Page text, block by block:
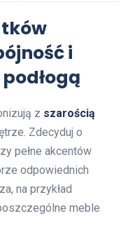
i
z szarością
Zdecyduj o
pełne akcentów
odpowiednich
na przykład
meble